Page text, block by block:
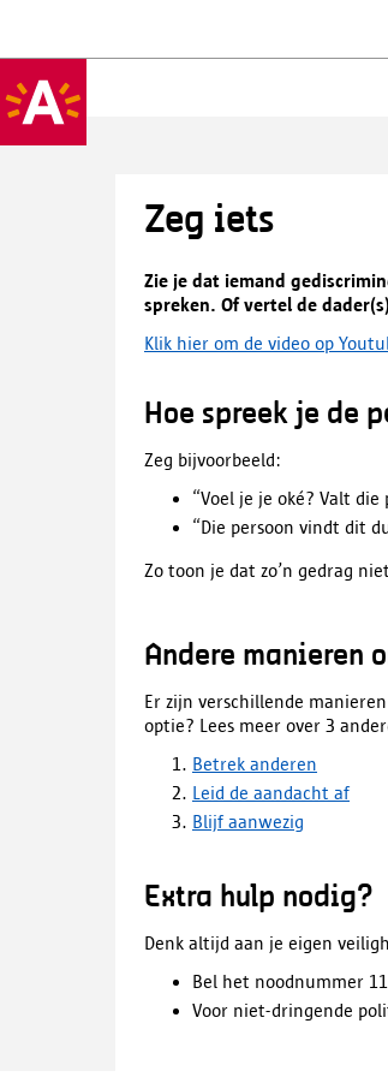
Zeg iets
Zie je dat iemand
spreken. Of vertel de
Klik hier om de video op
Hoe spreek je de
Zeg bijvoorbeeld:
“Voel je je oké? Valt die
“Die persoon vindt dit
Zo toon je dat zo’n gedrag
Andere manieren
Er zijn verschillende
optie? Lees meer over 3
Betrek anderen
Leid de aandacht af
Blijf aanwezig
Extra hulp nodig?
Denk altijd aan je eigen
Bel het noodnummer
Voor niet-dringende